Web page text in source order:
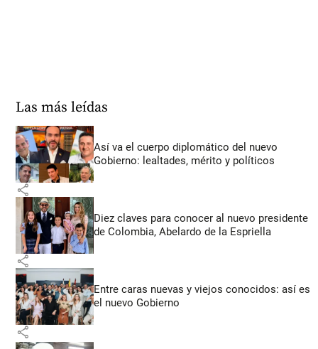
Las más leídas
Así va el cuerpo diplomático del nuevo
Gobierno: lealtades, mérito y políticos
share
Diez claves para conocer al nuevo presidente
de Colombia, Abelardo de la Espriella
share
Entre caras nuevas y viejos conocidos: así es
el nuevo Gobierno
share